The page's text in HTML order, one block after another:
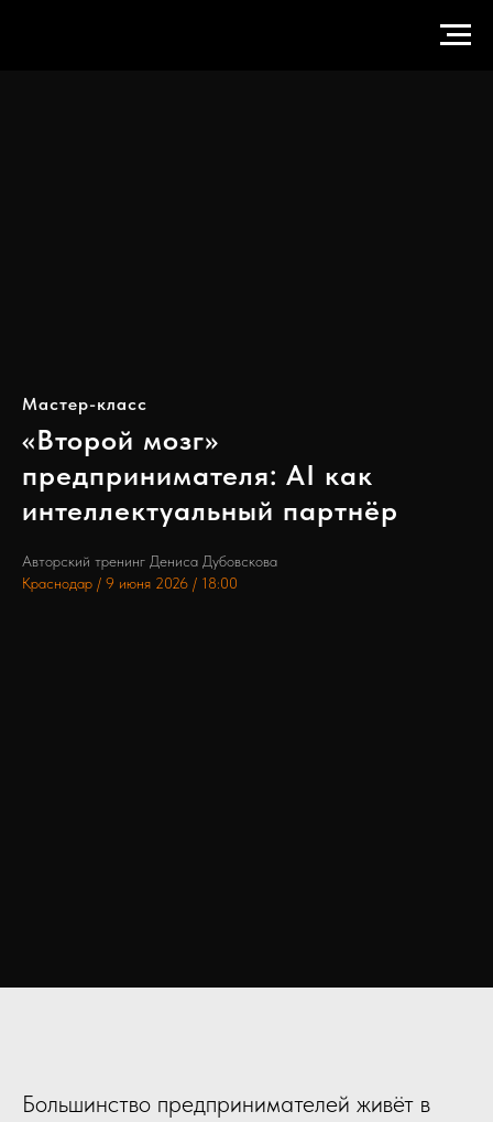
Мастер-класс
«Второй мозг»
предпринимателя: AI как
интеллектуальный партнёр
Авторский тренинг Дениса Дубовскова
Краснодар / 9 июня 2026 / 18:00
Большинство предпринимателей живёт в